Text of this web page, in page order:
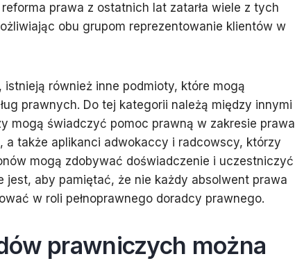
prawa z ostatnich lat zatarła wiele z tych
obu grupom reprezentowanie klientów w
istnieją również inne podmioty, które mogą
prawnych. Do tej kategorii należą między innymi
mogą świadczyć pomoc prawną w zakresie prawa
a także aplikanci adwokaccy i radcowscy, którzy
mogą zdobywać doświadczenie i uczestniczyć
jest, aby pamiętać, że nie każdy absolwent prawa
w roli pełnoprawnego doradcy prawnego.
prawniczych można